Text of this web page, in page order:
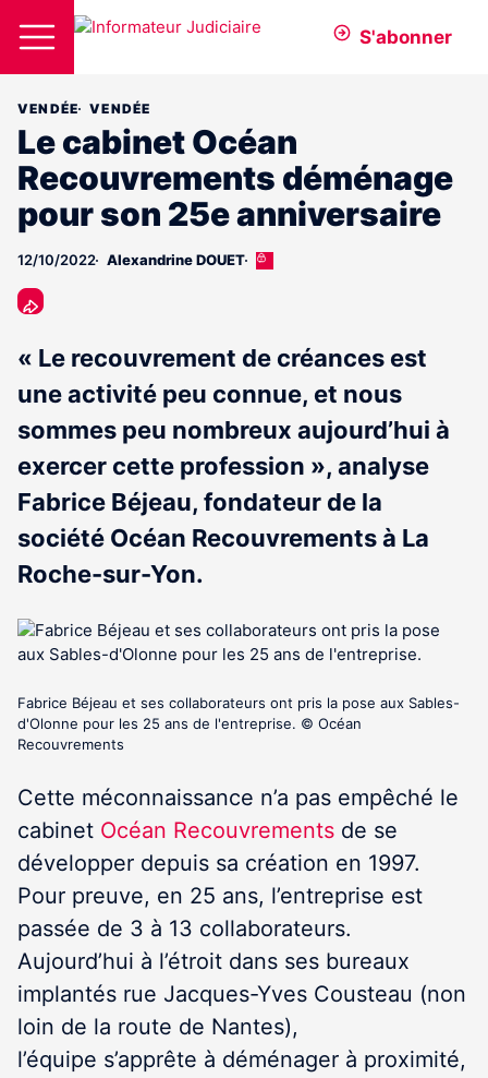
S'abonner
VENDÉE VENDÉE
Le cabinet Océan
Recouvrements déménage
pour son 25e anniversaire
12/10/2022 Alexandrine DOUET
Cet
abonnés
« Le recouvrement de créances est
une activité peu connue, et nous
sommes peu nombreux aujourd’hui à
exercer cette profession », analyse
Fabrice Béjeau, fondateur de la
société Océan Recouvrements à La
Roche-sur-Yon.
Fabrice Béjeau et ses collaborateurs ont pris la pose aux Sables-
d'Olonne pour les 25 ans de l'entreprise. © Océan
Recouvrements
Cette méconnaissance n’a pas empêché le
cabinet Océan Recouvrements de se
développer depuis sa création en 1997.
Pour preuve, en 25 ans, l’entreprise est
passée de 3 à 13 collaborateurs.
Aujourd’hui à l’étroit dans ses bureaux
implantés rue Jacques-Yves Cousteau (non
loin de la route de Nantes),
l’équipe s’apprête à déménager à proximité,